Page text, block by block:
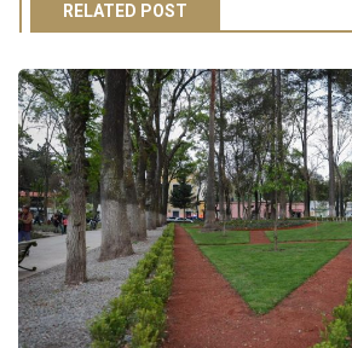
RELATED POST